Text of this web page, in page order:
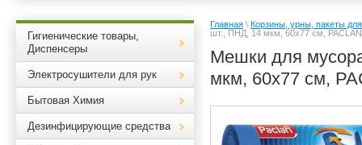
Гигиенические товары,
Диспенсеры
Электросушители для рук
Бытовая Химия
Дезинфицирующие средства
Главная \ Корзины, урны, пакеты
шт., ПНД, 14 мкм, 60х77 см,
Мешки для
мкм, 60х77 см,